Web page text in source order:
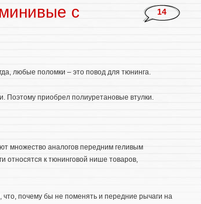
с
14
любые поломки – это повод для тюнинга.
Поэтому приобрел полиуретановые втулки.
множество аналогов передним геливым
относятся к тюнинговой нише товаров,
почему бы не поменять и передние рычаги на